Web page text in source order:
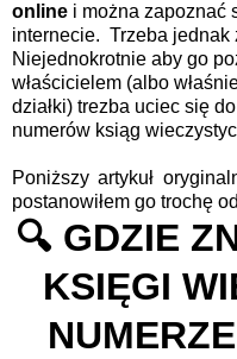
online i można zapoznać
internecie. Trzeba jednak
Niejednokrotnie aby go
właścicielem (albo
działki) trezba uciec się
numerów ksiąg
Poniższy artykuł
postanowiłem go trochę
🔍 GDZIE
KSIĘGI